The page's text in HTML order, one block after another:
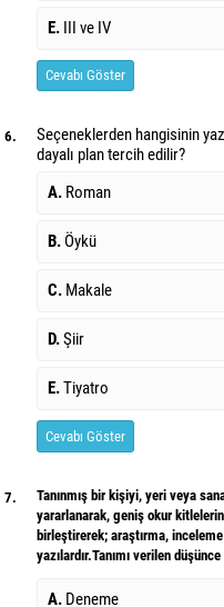
E. III ve IV
Cevabı Göster
6.
Seçeneklerden hangisinin
dayalı plan tercih edilir?
A. Roman
B. Öykü
C. Makale
D.Şiir
E.Tiyatro
Cevabı Göster
7.
Tanınmış bir kişiyi, yeri veya
yararlanarak, geniş okur
birleştirerek; araştırma,
yazılardır.Tanımı verilen
A. Deneme